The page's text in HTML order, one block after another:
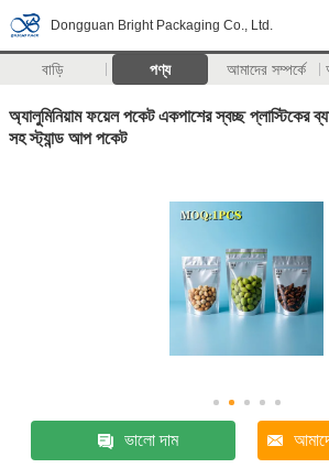
Dongguan Bright Packaging Co., Ltd.
বাড়ি পণ্য আমাদের সম্পর্কে
অ্যালুমিনিয়াম ফয়েল পকেট একপাশের স্বচ্ছ প্লাস্টিকের
সহ স্ট্যান্ড আপ পকেট
ভালো দাম